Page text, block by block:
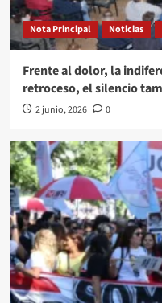
Nota Principal Noticias
Frente al dolor, la
retroceso, el silencio
2 junio, 2026 0